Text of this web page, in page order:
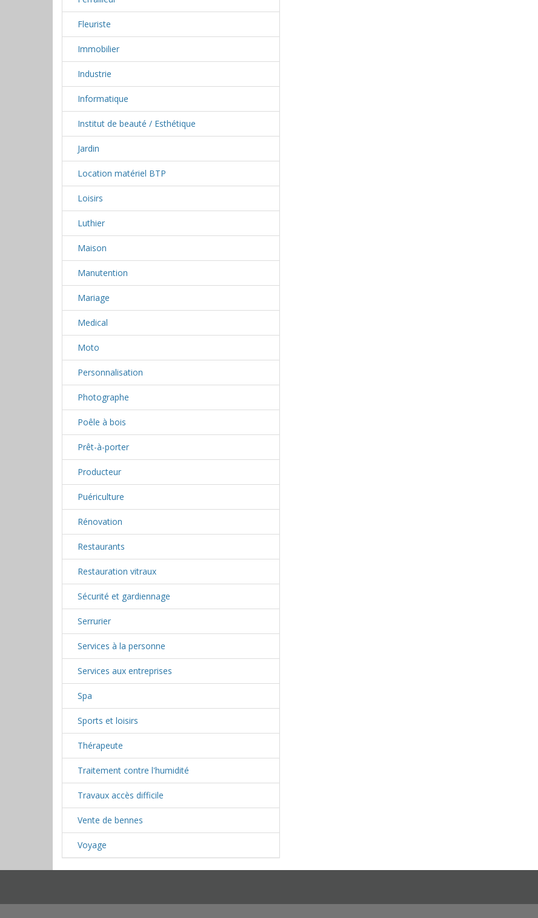
Fleuriste
Immobilier
Industrie
Informatique
Institut de beauté / Esthétique
Jardin
Location matériel BTP
Loisirs
Luthier
Maison
Manutention
Mariage
Medical
Moto
Personnalisation
Photographe
Poêle à bois
Prêt-à-porter
Producteur
Puériculture
Rénovation
Restaurants
Restauration vitraux
Sécurité et gardiennage
Serrurier
Services à la personne
Services aux entreprises
Spa
Sports et loisirs
Thérapeute
Traitement contre l'humidité
Travaux accès difficile
Vente de bennes
Voyage